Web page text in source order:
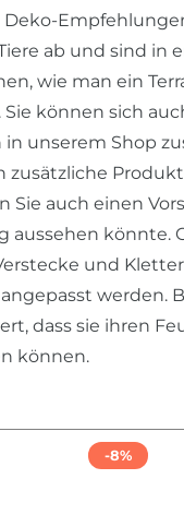
Deko-
ab und sind in
wie man ein
können sich
unserem Shop
zusätzliche
auch einen
könnte.
und
werden.
dass sie ihren
können.
-8%